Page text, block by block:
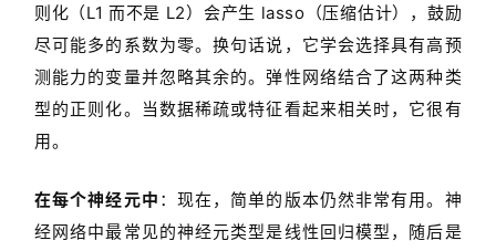
则化（L1 而不是 L2）会产生 lasso（压缩估计），鼓励
尽可能多的系数为零。换句话说，它学会选择具有高预
测能力的变量并忽略其余的。弹性网络结合了这两种类
型的正则化。当数据稀疏或特征看起来相关时，它很有
用。
在每个神经元中 ：现在，简单的版本仍然非常有用。神
经网络中最常见的神经元类型是线性回归模型，随后是